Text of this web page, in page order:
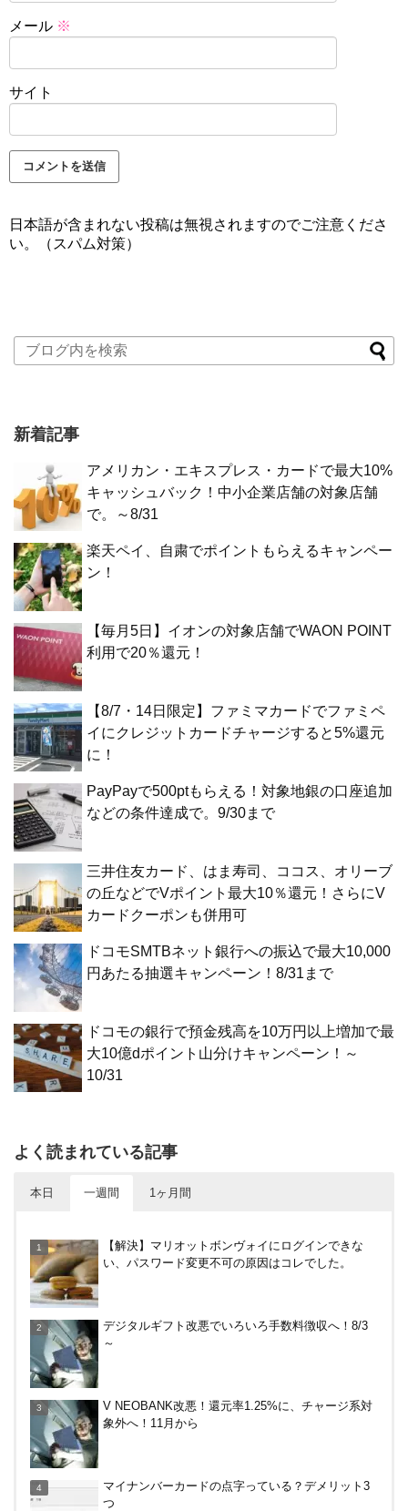
メール ※
サイト
日本語が含まれない投稿は無視されますのでご注意くださ
い。（スパム対策）
新着記事
アメリカン・エキスプレス・カードで最大10%
キャッシュバック！中小企業店舗の対象店舗
で。～8/31
楽天ペイ、自粛でポイントもらえるキャンペー
ン！
【毎月5日】イオンの対象店舗でWAON POINT
利用で20％還元！
【8/7・14日限定】ファミマカードでファミペ
イにクレジットカードチャージすると5%還元
に！
PayPayで500ptもらえる！対象地銀の口座追加
などの条件達成で。9/30まで
三井住友カード、はま寿司、ココス、オリーブ
の丘などでVポイント最大10％還元！さらにV
カードクーポンも併用可
ドコモSMTBネット銀行への振込で最大10,000
円あたる抽選キャンペーン！8/31まで
ドコモの銀行で預金残高を10万円以上増加で最
大10億dポイント山分けキャンペーン！～
10/31
よく読まれている記事
本日 一週間 1ヶ月間
象外へ！11月から
加入したけど勧誘ヤバいかな
クレジットカードチャージすると5%還元に！
おきたい利用条件と注意点
【解決】マリオットボンヴォイにログインできな
い、パスワード変更不可の原因はコレでした。
デジタルギフト改悪でいろいろ手数料徴収へ！8/3
～
V NEOBANK改悪！還元率1.25%に、チャージ系対
象外へ！11月から
マイナンバーカードの点字っている？デメリット3
つ